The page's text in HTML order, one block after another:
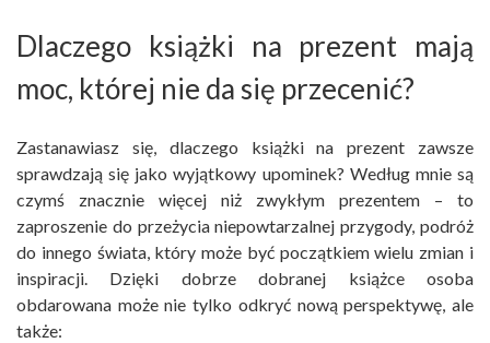
Dlaczego książki na prezent mają
moc, której nie da się przecenić?
Zastanawiasz się, dlaczego książki na prezent zawsze
sprawdzają się jako wyjątkowy upominek? Według mnie są
czymś znacznie więcej niż zwykłym prezentem – to
zaproszenie do przeżycia niepowtarzalnej przygody, podróż
do innego świata, który może być początkiem wielu zmian i
inspiracji. Dzięki dobrze dobranej książce osoba
obdarowana może nie tylko odkryć nową perspektywę, ale
także: